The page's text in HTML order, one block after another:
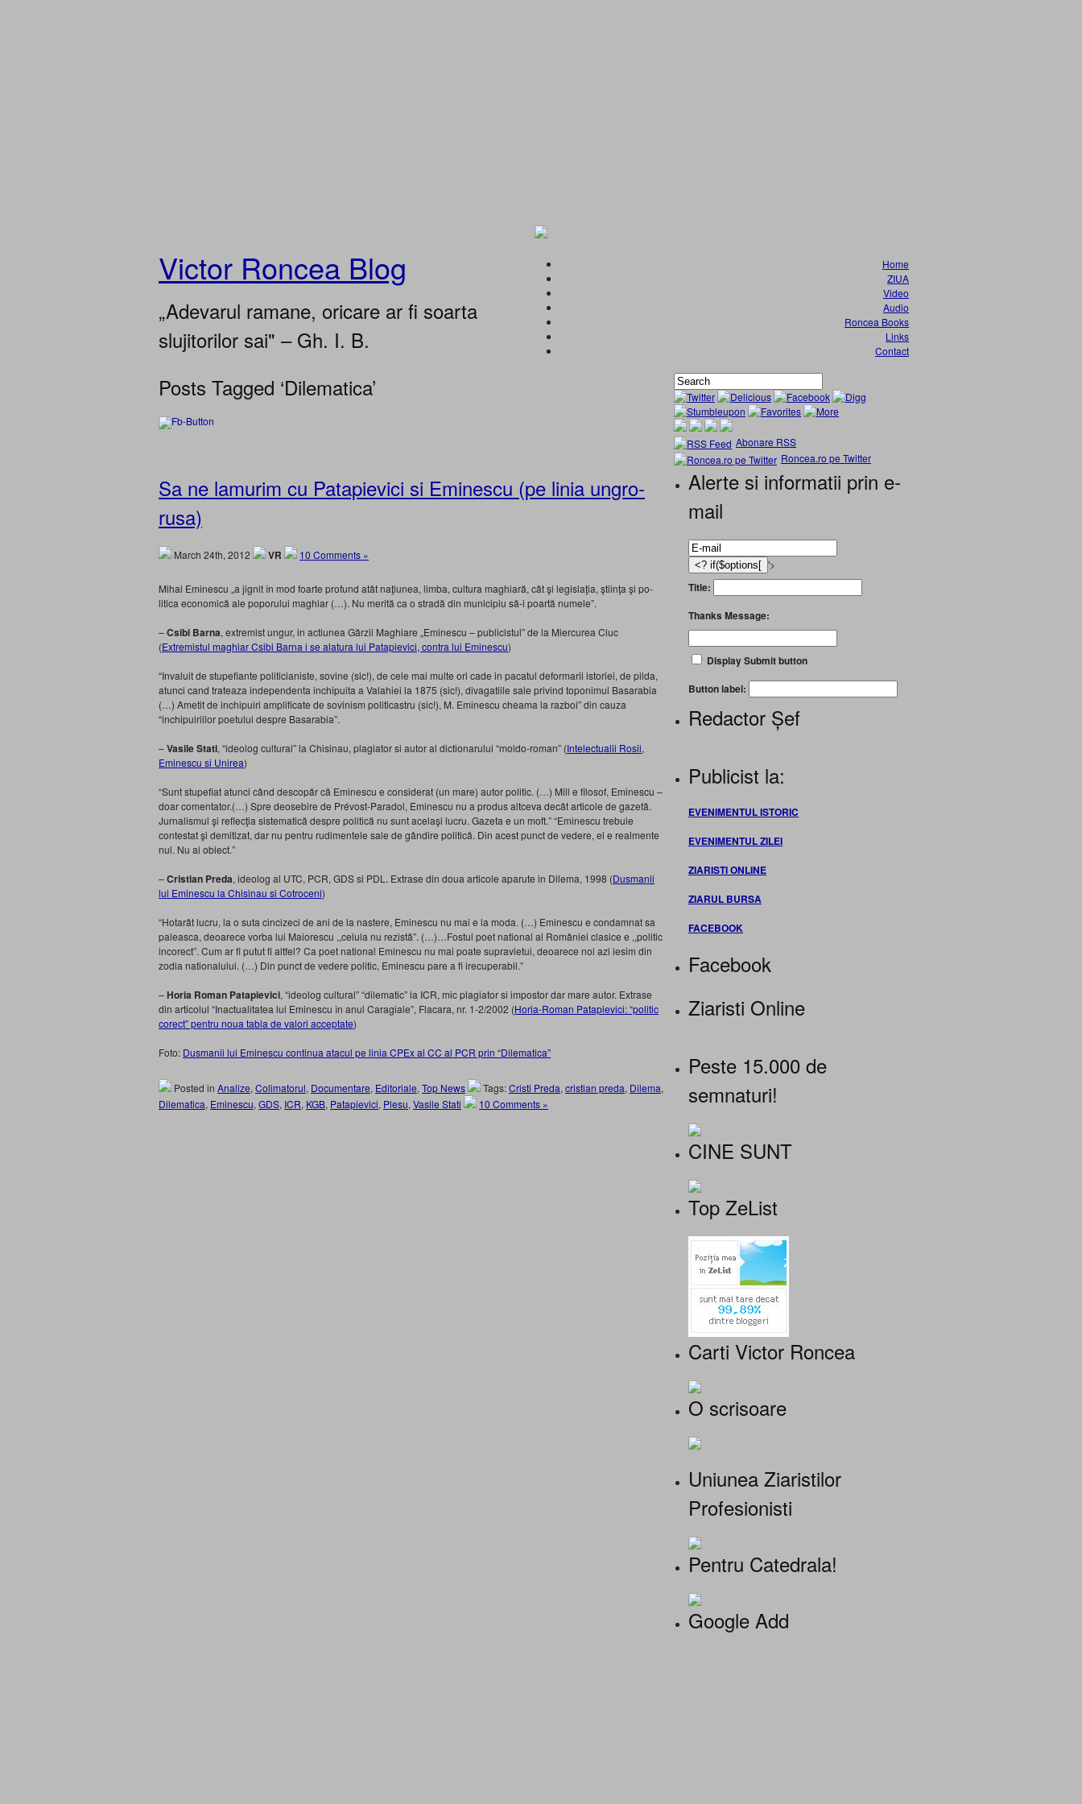
Victor Roncea Blog
„Adevarul ramane, oricare ar fi soarta
slujitorilor sai" – Gh. I. B.
Home
ZIUA
Video
Audio
Roncea Books
Links
Contact
Posts Tagged ‘Dilematica’
Sa ne lamurim cu Patapievici si Eminescu (pe linia ungro-
rusa)
March 24th, 2012 VR 10 Comments »
Mihai Eminescu „a jignit în mod foarte profund atât naţiunea, limba, cultura maghiară, cât şi legislaţia, ştiinţa şi po­
litica economică ale poporului ma­ghiar (…). Nu merită ca o stradă din municipiu să-i poartă nu­mele”.
–Csibi Barna, extremist ungur, in actiunea Gărzii Maghiare „Eminescu – publicistul” de la Miercurea Ciuc
(Extremistul maghiar Csibi Barna i se alatura lui Patapievici, contra lui Eminescu)
“Invaluit de stupefiante politicianiste, sovine (sic!), de cele mai multe ori cade in pacatul deformarii istoriei, de pilda,
atunci cand trateaza independenta inchipuita a Valahiei la 1875 (sic!), divagatiile sale privind toponimul Basarabia
(…) Ametit de inchipuiri amplificate de sovinism politicastru (sic!), M. Eminescu cheama la razboi” din cauza
“inchipuiriilor poetului despre Basarabia”.
–Vasile Stati, “ideolog cultural” la Chisinau, plagiator si autor al dictionarului “moldo-roman” (Intelectualii Rosii,
Eminescu si Unirea)
“Sunt stupefiat atunci când descopăr că Eminescu e consi­derat (un mare) autor politic. (…) Mill e filosof, Eminescu –
doar comentator.(…) Spre deosebire de Prévost-Paradol, Eminescu nu a pro­dus altceva decât articole de gazetă.
Jur­nalismul şi reflecţia siste­matică despre politică nu sunt acelaşi lucru. Gazeta e un moft.” “Eminescu trebuie
contestat şi demitizat, dar nu pentru rudi­mentele sale de gândire politică. Din acest punct de vedere, el e realmente
nul. Nu ai obiect.”
–Cristian Preda, ideolog al UTC, PCR, GDS si PDL. Extrase din doua articole aparute in Dilema, 1998 (Dusmanii
lui Eminescu la Chisinau si Cotroceni)
“Hotarât lucru, la o suta cincizeci de ani de la nastere, Eminescu nu mai e la moda. (…) Eminescu e condamnat sa
paleasca, deoarece vorba lui Maiorescu ,,celula nu rezistă”. (…)…Fostul poet national al României clasice e ,,politic
incorect”. Cum ar fi putut fi altfel? Ca poet national Eminescu nu mai poate supravietui, deoarece noi azi iesim din
zodia nationalului. (…) Din punct de vedere politic, Eminescu pare a fi irecuperabil.”
–Horia Roman Patapievici, “ideolog cultural” “dilematic” la ICR, mic plagiator si impostor dar mare autor. Extrase
din articolul “Inactualitatea lui Eminescu în anul Caragiale”, Flacara, nr. 1-2/2002 (Horia-Roman Patapievici: “politic
corect” pentru noua tabla de valori acceptate)
Foto: Dusmanii lui Eminescu continua atacul pe linia CPEx al CC al PCR prin “Dilematica”
Posted in Analize, Colimatorul, Documentare, Editoriale, Top News Tags:Cristi Preda, cristian preda, Dilema,
Dilematica, Eminescu, GDS, ICR, KGB, Patapievici, Plesu, Vasile Stati 10 Comments »
Abonare RSS
Roncea.ro pe Twitter
Alerte si informatii prin e-
mail
'>
Title:
Thanks Message:
Display Submit button
Button label:
Redactor Șef
Publicist la:
EVENIMENTUL ISTORIC
EVENIMENTUL ZILEI
ZIARISTI ONLINE
ZIARUL BURSA
FACEBOOK
Facebook
Ziaristi Online
Peste 15.000 de
semnaturi!
CINE SUNT
Top ZeList
Carti Victor Roncea
O scrisoare
Uniunea Ziaristilor
Profesionisti
Pentru Catedrala!
Google Add